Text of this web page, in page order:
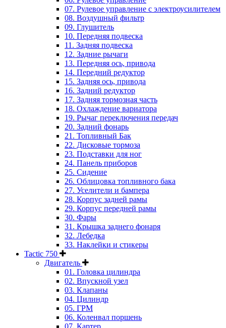
07. Рулевое управление с электроусилителем
08. Воздушный фильтр
09. Глушитель
10. Передняя подвеска
11. Задняя подвеска
12. Задние рычаги
13. Передняя ось, привода
14. Передний редуктор
15. Задняя ось, привода
16. Задний редуктор
17. Задняя тормозная часть
18. Охлаждение вариатора
19. Рычаг переключения передач
20. Задний фонарь
21. Топливный Бак
22. Дисковые тормоза
23. Подставки для ног
24. Панель приборов
25. Сидение
26. Облицовка топливного бака
27. Уселители и бампера
28. Корпус задней рамы
29. Корпус передней рамы
30. Фары
31. Крышка заднего фонаря
32. Лебедка
33. Наклейки и стикеры
Tactic 750
Двигатель
01. Головка цилиндра
02. Впускной узел
03. Клапаны
04. Цилиндр
05. ГРМ
06. Коленвал поршень
07. Картер